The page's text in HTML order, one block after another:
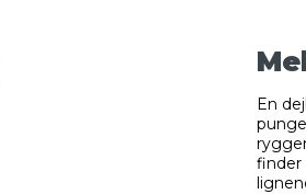
En
finder